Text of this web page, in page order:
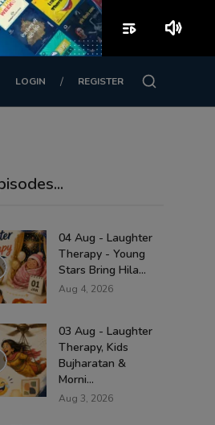
LOGIN / REGISTER
04 Aug - Laughter
Therapy - Young
Stars Bring Hila...
Aug 4, 2026
03 Aug - Laughter
Therapy, Kids
Bujharatan &
Morni...
Aug 3, 2026
playlist_play volume_up